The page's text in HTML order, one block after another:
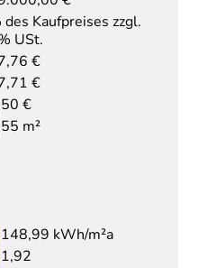
des Kaufpreises zzgl.
USt.
€
€
€
m²
148,99 kWh/m²a
1,92